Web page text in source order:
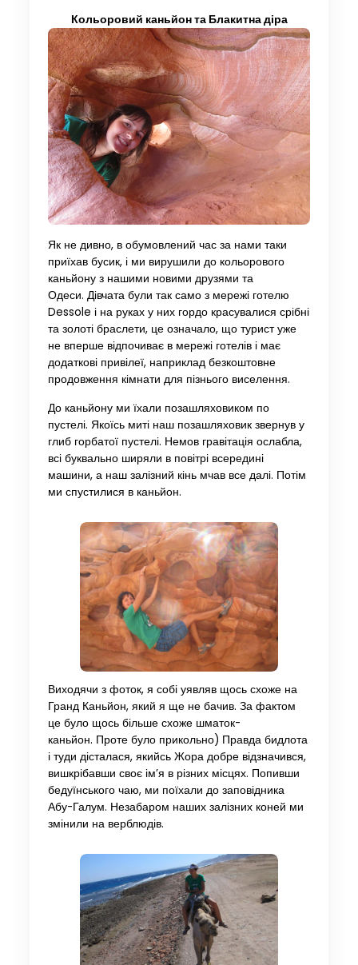
Кольоровий каньйон та Блакитна діра
Як не дивно, в обумовлений час за нами таки
приїхав бусик, і ми вирушили до кольорового
каньйону з нашими новими друзями та
Одеси. Дівчата були так само з мережі готелю
Dessole і на руках у них гордо красувалися срібні
та золоті браслети, це означало, що турист уже
не вперше відпочиває в мережі готелів і має
додаткові привілеї, наприклад безкоштовне
продовження кімнати для пізнього виселення.
До каньйону ми їхали позашляховиком по
пустелі. Якоїсь миті наш позашляховик звернув у
глиб горбатої пустелі. Немов гравітація ослабла,
всі буквально ширяли в повітрі всередині
машини, а наш залізний кінь мчав все далі. Потім
ми спустилися в каньйон.
Виходячи з фоток, я собі уявляв щось схоже на
Гранд Каньйон, який я ще не бачив. За фактом
це було щось більше схоже шматок-
каньйон. Проте було прикольно) Правда бидлота
і туди дісталася, якийсь Жора добре відзначився,
вишкрібавши своє ім’я в різних місцях. Попивши
бедуїнського чаю, ми поїхали до заповідника
Абу-Галум. Незабаром наших залізних коней ми
змінили на верблюдів.